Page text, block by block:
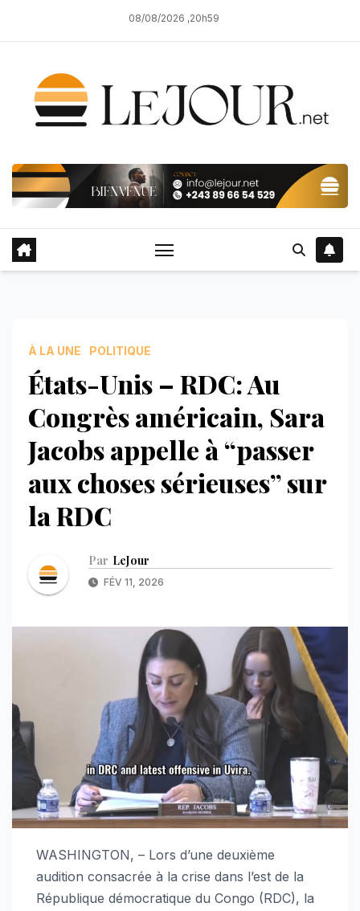
08/08/2026 ,20h59
À LA UNE POLITIQUE
États-Unis – RDC: Au
Congrès américain, Sara
Jacobs appelle à “passer
aux choses sérieuses” sur
la RDC
Par LeJour
FÉV 11, 2026
WASHINGTON, – Lors d’une deuxième
audition consacrée à la crise dans l’est de la
République démocratique du Congo (RDC), la